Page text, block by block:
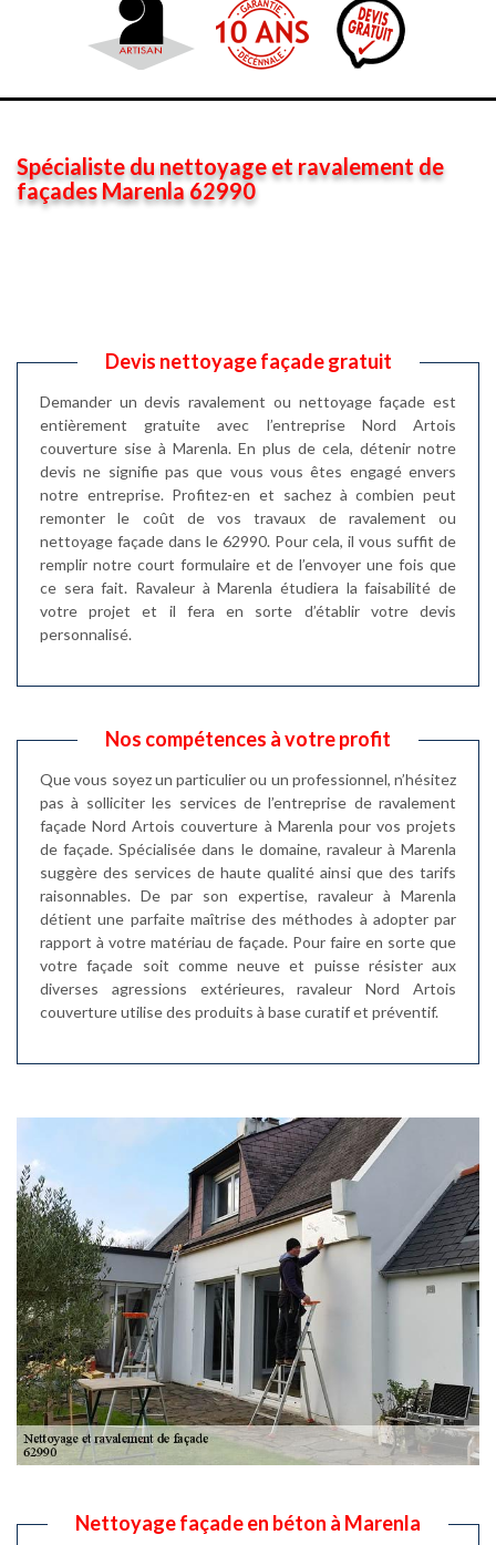
Spécialiste du nettoyage et ravalement de
façades Marenla 62990
Devis nettoyage façade gratuit
Demander un devis ravalement ou nettoyage façade est
entièrement gratuite avec l’entreprise Nord Artois
couverture sise à Marenla. En plus de cela, détenir notre
devis ne signifie pas que vous vous êtes engagé envers
notre entreprise. Profitez-en et sachez à combien peut
remonter le coût de vos travaux de ravalement ou
nettoyage façade dans le 62990. Pour cela, il vous suffit de
remplir notre court formulaire et de l’envoyer une fois que
ce sera fait. Ravaleur à Marenla étudiera la faisabilité de
votre projet et il fera en sorte d’établir votre devis
personnalisé.
Nos compétences à votre profit
Que vous soyez un particulier ou un professionnel, n’hésitez
pas à solliciter les services de l’entreprise de ravalement
façade Nord Artois couverture à Marenla pour vos projets
de façade. Spécialisée dans le domaine, ravaleur à Marenla
suggère des services de haute qualité ainsi que des tarifs
raisonnables. De par son expertise, ravaleur à Marenla
détient une parfaite maîtrise des méthodes à adopter par
rapport à votre matériau de façade. Pour faire en sorte que
votre façade soit comme neuve et puisse résister aux
diverses agressions extérieures, ravaleur Nord Artois
couverture utilise des produits à base curatif et préventif.
Nettoyage façade en béton à Marenla